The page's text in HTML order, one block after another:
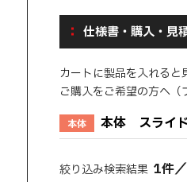
仕様書・購入・見
カートに製品を入れると
ご購入をご希望の方へ（
本体 本体 スライ
絞り込み検索結果 1件／